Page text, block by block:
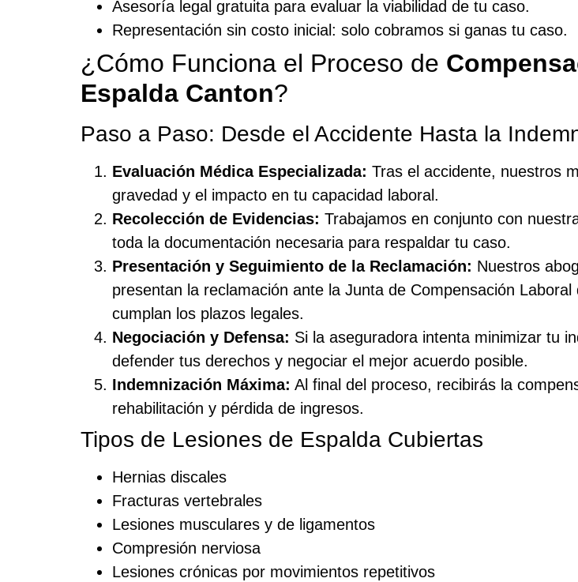
Asesoría legal gratuita para evaluar la viabilidad de tu caso.
Representación sin costo inicial: solo cobramos si ganas tu caso.
¿Cómo Funciona el Proceso de
Espalda Canton?
Paso a Paso: Desde el Accidente Hasta la
Evaluación Médica Especializada: Tras el accidente, nuestros
gravedad y el impacto en tu capacidad laboral.
Recolección de Evidencias: Trabajamos en conjunto con
toda la documentación necesaria para respaldar tu caso.
Presentación y Seguimiento de la Reclamación: Nuestros
presentan la reclamación ante la Junta de Compensación
cumplan los plazos legales.
Negociación y Defensa: Si la aseguradora intenta minimizar tu
defender tus derechos y negociar el mejor acuerdo posible.
Indemnización Máxima: Al final del proceso, recibirás la
rehabilitación y pérdida de ingresos.
Tipos de Lesiones de Espalda Cubiertas
Hernias discales
Fracturas vertebrales
Lesiones musculares y de ligamentos
Compresión nerviosa
Lesiones crónicas por movimientos repetitivos